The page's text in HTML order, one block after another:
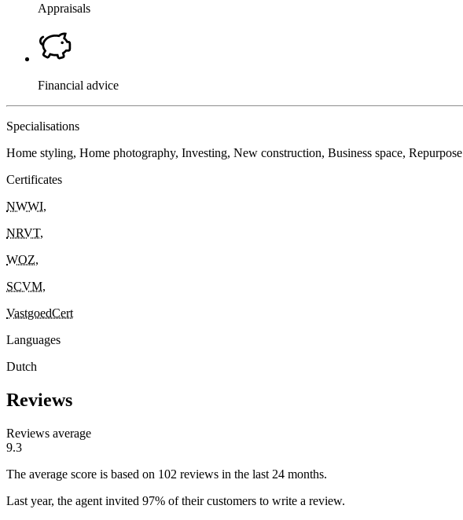
Appraisals
Financial advice
Specialisations
Home styling, Home photography, Investing, New construction, Business space, Repurpose
Certificates
NWWI,
NRVT,
WOZ,
SCVM,
VastgoedCert
Languages
Dutch
Reviews
Reviews average
9.3
The average score is based on 102 reviews in the last 24 months.
Last year, the agent invited 97% of their customers to write a review.